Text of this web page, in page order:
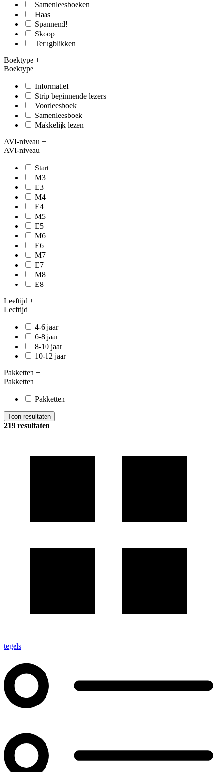
Samenleesboeken
Haas
Spannend!
Skoop
Terugblikken
Boektype +
Boektype
Informatief
Strip beginnende lezers
Voorleesboek
Samenleesboek
Makkelijk lezen
AVI-niveau +
AVI-niveau
Start
M3
E3
M4
E4
M5
E5
M6
E6
M7
E7
M8
E8
Leeftijd +
Leeftijd
4-6 jaar
6-8 jaar
8-10 jaar
10-12 jaar
Pakketten +
Pakketten
Pakketten
Toon resultaten
219 resultaten
tegels